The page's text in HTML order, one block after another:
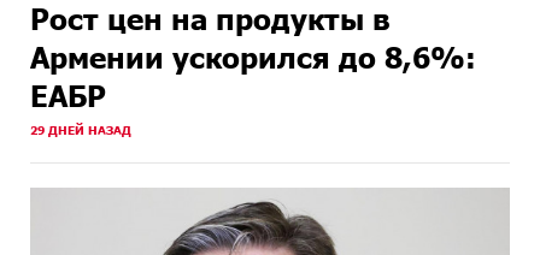
Рост цен на продукты в
Армении ускорился до 8,6%:
ЕАБР
29 ДНЕЙ НАЗАД